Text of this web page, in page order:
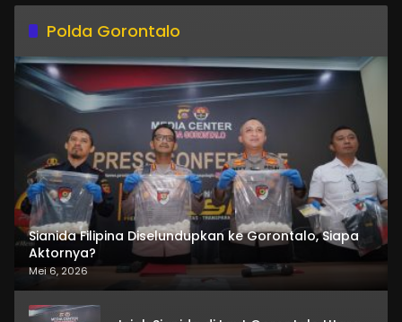
Polda Gorontalo
Sianida Filipina Diselundupkan ke Gorontalo, Siapa
Aktornya?
Mei 6, 2026